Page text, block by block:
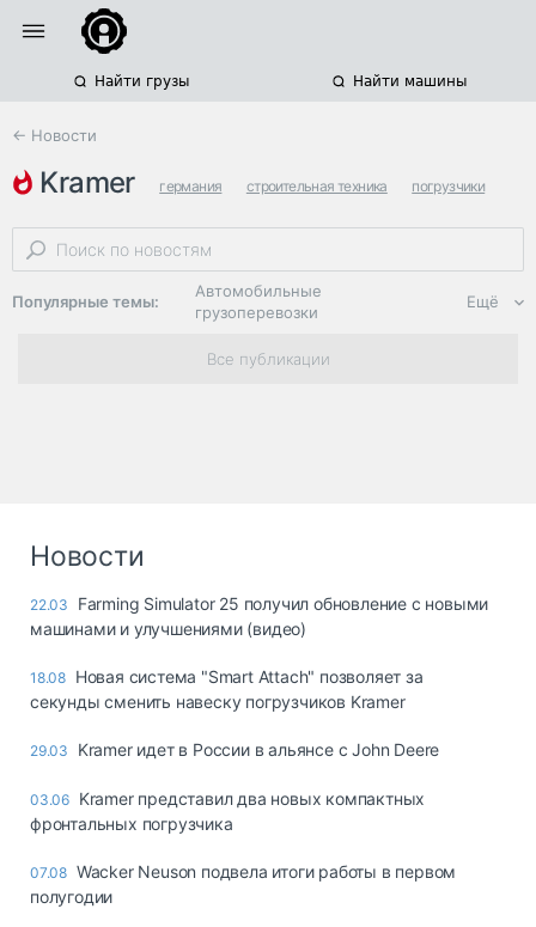
Найти грузы Найти машины
← Новости
kramer германия строительная техника погрузчики
Популярные темы:
Автомобильные
грузоперевозки
Региональная
логистика
опасные грузы
страхование
Склады и
терминалы
Коммерческий
Ещё
Все публикации
Новости
22.03
Farming Simulator 25 получил обновление с новыми
машинами и улучшениями (видео)
18.08 Новая система "Smart Attach" позволяет за
секунды сменить навеску погрузчиков Kramer
29.03 Kramer идет в России в альянсе с John Deere
03.06 Kramer представил два новых компактных
фронтальных погрузчика
07.08 Wacker Neuson подвела итоги работы в первом
полугодии